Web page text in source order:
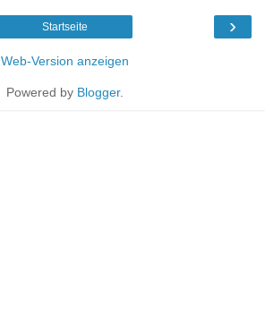
›
Startseite
Web-Version anzeigen
Powered by Blogger.